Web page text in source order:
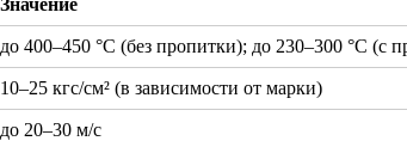
до 400–450 °С (без пропитки); до 230–300 °С (с
10–25 кгс/см² (в зависимости от марки)
до 20–30 м/с